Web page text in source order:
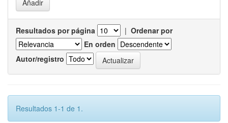
Resultados por página | Ordenar por
En orden
Autor/registro
Resultados 1-1 de 1.